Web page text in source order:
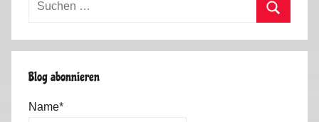
g
-
Blog abonnieren
Name*